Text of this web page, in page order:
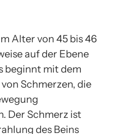
Alter von 45 bis 46
auf der Ebene
beginnt mit dem
Schmerzen, die
Der Schmerz ist
des Beins